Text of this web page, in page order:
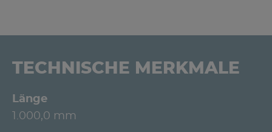
TECHNISCHE MERKMALE
Länge
1.000,0 mm